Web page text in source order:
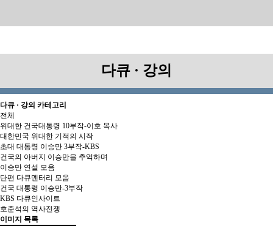
다큐 · 강의
다큐 · 강의 카테고리
전체
위대한 건국대통령 10부작-이호 목사
대한민국 위대한 기적의 시작
초대 대통령 이승만 3부작-KBS
건국의 아버지 이승만을 추억하며
이승만 연설 모음
단편 다큐멘터리 모음
건국 대통령 이승만-3부작
KBS 다큐인사이트
호준석의 역사전쟁
이미지 목록